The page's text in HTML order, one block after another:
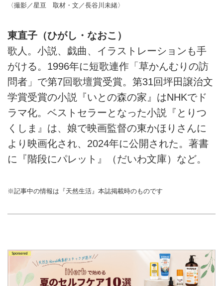
〈撮影／星亘 取材・文／長谷川未緒〉
東直子（ひがし・なおこ）
歌人。小説、戯曲、イラストレーションも手
がける。1996年に短歌連作「草かんむりの訪
問者」で第7回歌壇賞受賞。第31回坪田譲治文
学賞受賞の小説『いとの森の家』はNHKでド
ラマ化。ベストセラーとなった小説『とりつ
くしま』は、娘で映画監督の東かほりさんに
より映画化され、2024年に公開された。著書
に『階段にパレット』（だいわ文庫）など。
※記事中の情報は『天然生活』本誌掲載時のものです